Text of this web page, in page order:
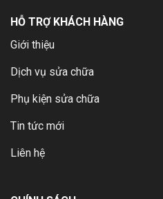
HỖ TRỢ KHÁCH HÀNG
Giới thiệu
Dịch vụ sửa chữa
Phụ kiện sửa chữa
Tin tức mới
Liên hệ